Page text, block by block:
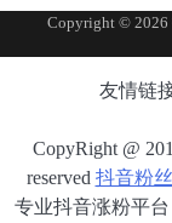
Copyright © 2026
友情链
CopyRight @
reserved 抖音粉丝
专业抖音涨粉平